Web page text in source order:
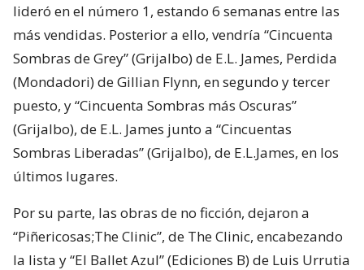
lideró en el número 1, estando 6 semanas entre las
más vendidas. Posterior a ello, vendría “Cincuenta
Sombras de Grey” (Grijalbo) de E.L. James, Perdida
(Mondadori) de Gillian Flynn, en segundo y tercer
puesto, y “Cincuenta Sombras más Oscuras”
(Grijalbo), de E.L. James junto a “Cincuentas
Sombras Liberadas” (Grijalbo), de E.L.James, en los
últimos lugares.
Por su parte, las obras de no ficción, dejaron a
“Piñericosas;The Clinic”, de The Clinic, encabezando
la lista y “El Ballet Azul” (Ediciones B) de Luis Urrutia